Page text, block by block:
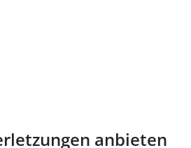
anbieten